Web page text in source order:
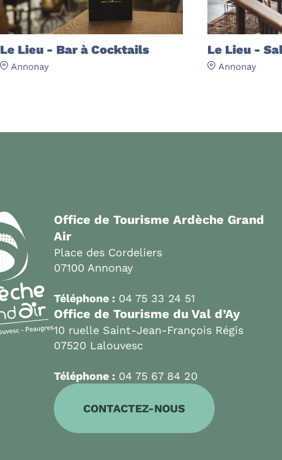
Le Lieu - Bar à Cocktails
Annonay
Le Lieu -
Annonay
Office de Tourisme Ardèche Grand
Air
Place des Cordeliers
07100 Annonay
Téléphone : 04 75 33 24 51
Office de Tourisme du Val d’Ay
10 ruelle Saint-Jean-François Régis
07520 Lalouvesc
Téléphone : 04 75 67 84 20
CONTACTEZ-NOUS